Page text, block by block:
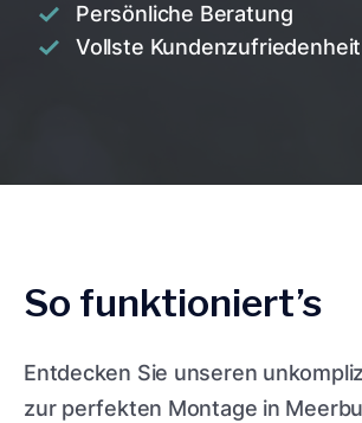
Persönliche Beratung
Vollste Kundenzufriedenheit
So funktioniert’s
Entdecken Sie unseren
zur perfekten Montage in